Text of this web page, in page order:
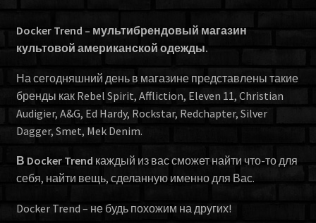
Docker Trend – мультибрендовый магазин
культовой американской одежды.
На сегодняшний день в магазине представлены такие
бренды как Rebel Spirit, Affliction, Eleven 11, Christian
Audigier, A&G, Ed Hardy, Rockstar, Redchapter, Silver
Dagger, Smet, Mek Denim.
В Docker Trend каждый из вас сможет найти что-то для
себя, найти вещь, сделанную именно для Вас.
Docker Trend – не будь похожим на других!